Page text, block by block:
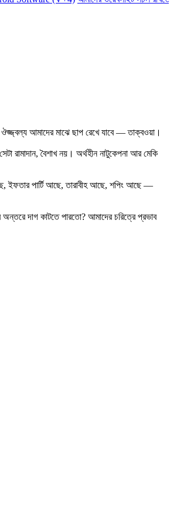
আমাদের মাঝে ছাপ রেখে যাবে — তাক্বওয়া।
রামাদান, বৈশাখ নয়। অর্থহীন নাটুকেপনা আর মেকি
ইফতার পার্টি আছে, তারাবীহ আছে, শপিং আছে —
অন্তরে দাগ কাটতে পারতো? আমাদের চরিত্রে প্রভাব